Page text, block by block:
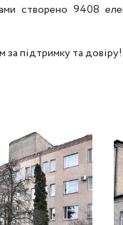
створено 9408
за підтримку та